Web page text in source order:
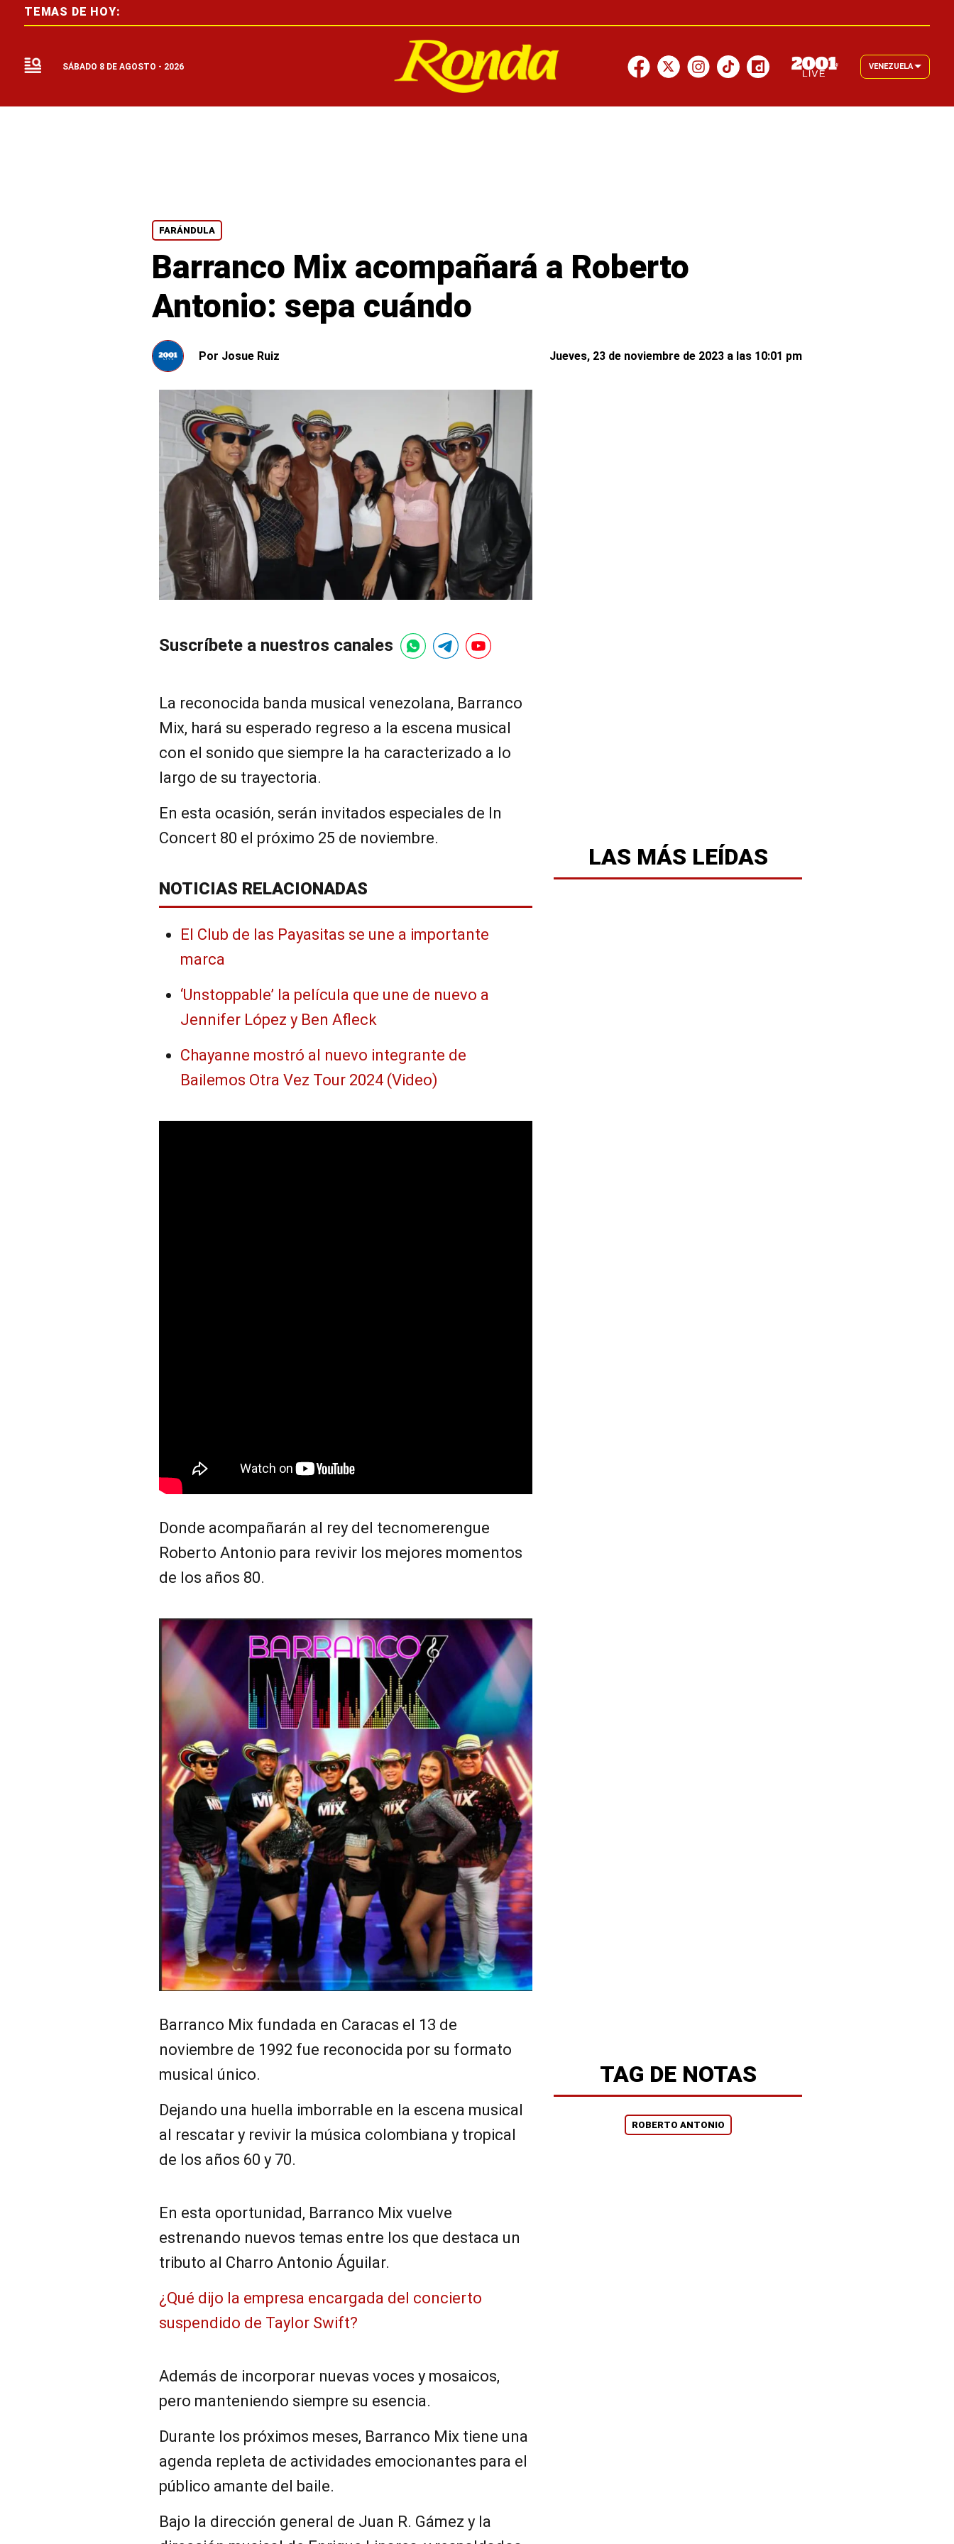
FARÁNDULA
Barranco Mix acompañará a Roberto
Antonio: sepa cuándo
Por Josue Ruiz Jueves, 23 de noviembre de 2023 a las 10:01 pm
Suscríbete a nuestros canales
La reconocida banda musical venezolana, Barranco
Mix, hará su esperado regreso a la escena musical
con el sonido que siempre la ha caracterizado a lo
largo de su trayectoria.
En esta ocasión, serán invitados especiales de In
Concert 80 el próximo 25 de noviembre.
NOTICIAS RELACIONADAS
El Club de las Payasitas se une a importante
marca
‘Unstoppable’ la película que une de nuevo a
Jennifer López y Ben Afleck
Chayanne mostró al nuevo integrante de
Bailemos Otra Vez Tour 2024 (Video)
Donde acompañarán al rey del tecnomerengue
Roberto Antonio para revivir los mejores momentos
de los años 80.
Barranco Mix fundada en Caracas el 13 de
noviembre de 1992 fue reconocida por su formato
musical único.
Dejando una huella imborrable en la escena musical
al rescatar y revivir la música colombiana y tropical
de los años 60 y 70.
En esta oportunidad, Barranco Mix vuelve
estrenando nuevos temas entre los que destaca un
tributo al Charro Antonio Águilar.
¿Qué dijo la empresa encargada del concierto
suspendido de Taylor Swift?
Además de incorporar nuevas voces y mosaicos,
pero manteniendo siempre su esencia.
Durante los próximos meses, Barranco Mix tiene una
agenda repleta de actividades emocionantes para el
público amante del baile.
Bajo la dirección general de Juan R. Gámez y la
LAS MÁS LEÍDAS
TAG DE NOTAS
ROBERTO ANTONIO
TEMAS DE HOY:
SÁBADO 8 DE AGOSTO - 2026 VENEZUELA